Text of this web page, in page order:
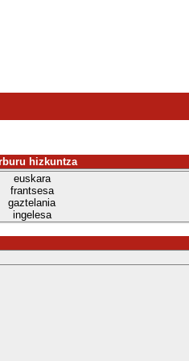
hizkuntza
euskara
frantsesa
gaztelania
ingelesa